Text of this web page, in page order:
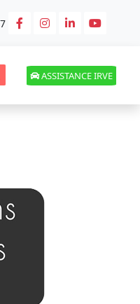
ASSISTANCE IRVE